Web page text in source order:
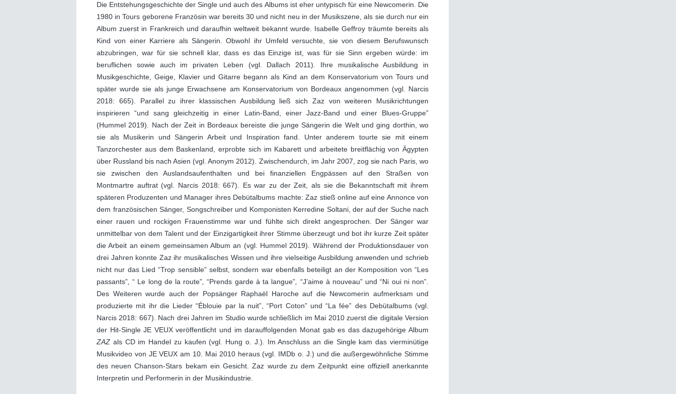
Die Entstehungsgeschichte der Single und auch des Albums ist eher untypisch für eine Newcomerin. Die
1980 in Tours geborene Französin war bereits 30 und nicht neu in der Musikszene, als sie durch nur ein
Album zuerst in Frankreich und daraufhin weltweit bekannt wurde. Isabelle Geffroy träumte bereits als
Kind von einer Karriere als Sängerin. Obwohl ihr Umfeld versuchte, sie von diesem Berufswunsch
abzubringen, war für sie schnell klar, dass es das Einzige ist, was für sie Sinn ergeben würde: im
beruflichen sowie auch im privaten Leben (vgl. Dallach 2011). Ihre musikalische Ausbildung in
Musikgeschichte, Geige, Klavier und Gitarre begann als Kind an dem Konservatorium von Tours und
später wurde sie als junge Erwachsene am Konservatorium von Bordeaux angenommen (vgl. Narcis
2018: 665). Parallel zu ihrer klassischen Ausbildung ließ sich Zaz von weiteren Musikrichtungen
inspirieren “und sang gleichzeitig in einer Latin-Band, einer Jazz-Band und einer Blues-Gruppe”
(Hummel 2019). Nach der Zeit in Bordeaux bereiste die junge Sängerin die Welt und ging dorthin, wo
sie als Musikerin und Sängerin Arbeit und Inspiration fand. Unter anderem tourte sie mit einem
Tanzorchester aus dem Baskenland, erprobte sich im Kabarett und arbeitete breitflächig von Ägypten
über Russland bis nach Asien (vgl. Anonym 2012). Zwischendurch, im Jahr 2007, zog sie nach Paris, wo
sie zwischen den Auslandsaufenthalten und bei finanziellen Engpässen auf den Straßen von
Montmartre auftrat (vgl. Narcis 2018: 667). Es war zu der Zeit, als sie die Bekanntschaft mit ihrem
späteren Produzenten und Manager ihres Debütalbums machte: Zaz stieß online auf eine Annonce von
dem französischen Sänger, Songschreiber und Komponisten Kerredine Soltani, der auf der Suche nach
einer rauen und rockigen Frauenstimme war und fühlte sich direkt angesprochen. Der Sänger war
unmittelbar von dem Talent und der Einzigartigkeit ihrer Stimme überzeugt und bot ihr kurze Zeit später
die Arbeit an einem gemeinsamen Album an (vgl. Hummel 2019). Während der Produktionsdauer von
drei Jahren konnte Zaz ihr musikalisches Wissen und ihre vielseitige Ausbildung anwenden und schrieb
nicht nur das Lied “Trop sensible” selbst, sondern war ebenfalls beteiligt an der Komposition von “Les
passants” “ Le long de la route” “Prends garde à ta langue”
“J’aime à nouveau” und “Ni oui ni non”.
Des Weiteren wurde auch der Popsänger Raphaël Haroche auf die Newcomerin aufmerksam und
produzierte mit ihr die Lieder “Éblouie par la nuit”, “Port Coton” und “La fée” des Debütalbums (vgl.
Narcis 2018: 667). Nach drei Jahren im Studio wurde schließlich im Mai 2010 zuerst die digitale Version
der Hit-Single JE VEUX veröffentlicht und im darauffolgenden Monat gab es das dazugehörige Album
ZAZ als CD im Handel zu kaufen (vgl. Hung o. J.). Im Anschluss an die Single kam das vierminütige
Musikvideo von JE VEUX am 10. Mai 2010 heraus (vgl. IMDb o. J.) und die außergewöhnliche Stimme
des neuen Chanson-Stars bekam ein Gesicht. Zaz wurde zu dem Zeitpunkt eine offiziell anerkannte
Interpretin und Performerin in der Musikindustrie.